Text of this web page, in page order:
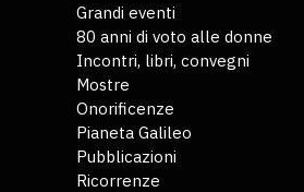
Grandi eventi
80 anni di voto alle donne
Incontri, libri, convegni
Mostre
Onorificenze
Pianeta Galileo
Pubblicazioni
Ricorrenze